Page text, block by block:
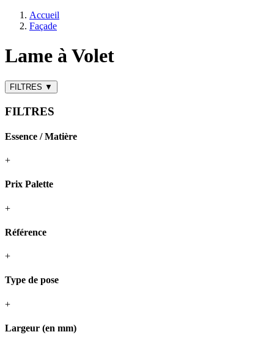
Accueil
Façade
Lame à Volet
FILTRES ▼
FILTRES
Essence / Matière
+
Prix Palette
+
Référence
+
Type de pose
+
Largeur (en mm)